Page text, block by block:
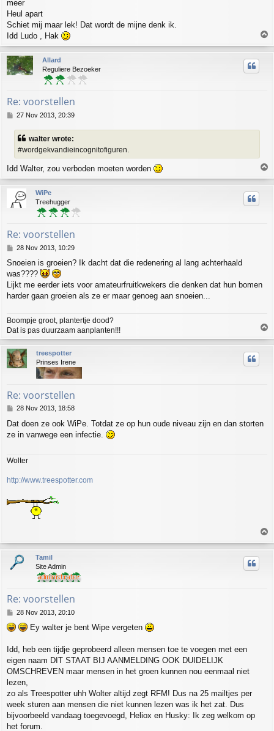
t
meer
Heul apart
Schiet mij maar lek! Dat wordt de mijne denk ik.
Idd Ludo , Hak
o
p
Allard
Reguliere Bezoeker
Re: voorstellen
P
s
27 Nov 2013, 20:39
walter wrote:
#wordgekvandieincognitofiguren.
Idd Walter, zou verboden moeten worden
o
p
WiPe
Treehugger
Re: voorstellen
P
s
t
28 Nov 2013, 10:29
Snoeien is groeien? Ik dacht dat die redenering al lang achterhaald
was????
Lijkt me eerder iets voor amateurfruitkwekers die denken dat hun bomen
harder gaan groeien als ze er maar genoeg aan snoeien...
Boompje groot, plantertje dood?
Dat is pas duurzaam aanplanten!!!
p
treespotter
Prinses Irene
Re: voorstellen
P
s
t
28 Nov 2013, 18:58
Dat doen ze ook WiPe. Totdat ze op hun oude niveau zijn en dan storten
ze in vanwege een infectie.
Wolter
http://www.treespotter.com
o
p
Tamil
Site Admin
Re: voorstellen
P
s
28 Nov 2013, 20:10
Ey walter je bent Wipe vergeten
Idd, heb een tijdje geprobeerd alleen mensen toe te voegen met een
eigen naam DIT STAAT BIJ AANMELDING OOK DUIDELIJK
OMSCHREVEN maar mensen in het groen kunnen nou eenmaal niet
lezen,
zo als Treespotter uhh Wolter altijd zegt RFM! Dus na 25 mailtjes per
week sturen aan mensen die niet kunnen lezen was ik het zat. Dus
bijvoorbeeld vandaag toegevoegd, Heliox en Husky: Ik zeg welkom op
het forum.